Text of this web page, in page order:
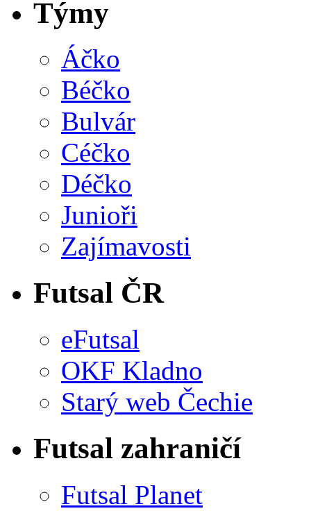
Týmy
Áčko
Béčko
Bulvár
Céčko
Déčko
Junioři
Zajímavosti
Futsal ČR
eFutsal
OKF Kladno
Starý web Čechie
Futsal zahraničí
Futsal Planet